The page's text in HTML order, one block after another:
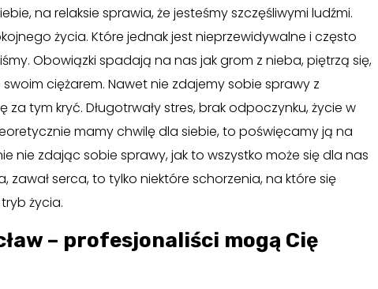
na relaksie sprawia, że jesteśmy szczęśliwymi ludźmi.
życia. Które jednak jest nieprzewidywalne i często
Obowiązki spadają na nas jak grom z nieba, piętrzą się,
ciężarem. Nawet nie zdajemy sobie sprawy z
za tym kryć. Długotrwały stres, brak odpoczynku, życie w
mamy chwilę dla siebie, to poświęcamy ją na
nie zdając sobie sprawy, jak to wszystko może się dla nas
zawał serca, to tylko niektóre schorzenia, na które się
życia.
– profesjonaliści mogą Cię